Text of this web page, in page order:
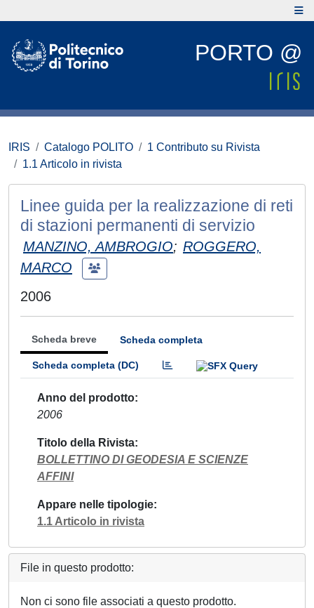
PORTO @
IRIS Catalogo POLITO
1 Contributo su Rivista
1.1 Articolo in rivista
Linee guida per la realizzazione di reti
di stazioni permanenti di servizio
MANZINO, AMBROGIO; ROGGERO,
MARCO
2006
Scheda breve Scheda completa
Scheda completa (DC)
Anno del prodotto
2006
Titolo della Rivista
BOLLETTINO DI GEODESIA E SCIENZE
AFFINI
Appare nelle tipologie
1.1 Articolo in rivista
File in questo prodotto:
Non ci sono file associati a questo prodotto.